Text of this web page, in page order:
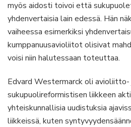
myös aidosti toivoi että
yhdenvertaisia lain edessä. Hän
vaiheessa esimerkiksi
kumppanuusavioliitot olisivat
voisi niin halutessaan toteuttaa.
Edvard Westermarck oli avioliitto-
sukupuolireformistisen liikkeen
yhteiskunnallisia uudistuksia
liikkeissä, kuten